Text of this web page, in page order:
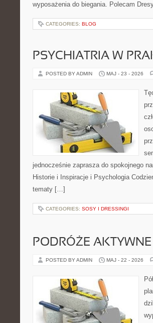
wyposażenia do biegania. Polecam
CATEGORIES: BLOG
PSYCHIATRIA W
POSTED BY ADMIN MAJ - 23 - 2026
jednocześnie zaprasza do spokojnego
Historie i Inspiracje i Psychologia
tematy […]
CATEGORIES: SOSY I DRESSINGI
PODRÓŻE AKTYWNE
POSTED BY ADMIN MAJ - 22 - 2026